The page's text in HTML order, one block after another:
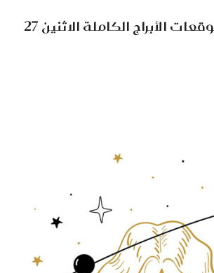
حظكِ اليوم وتوقعات الأبراج الكاملة الاثنين 27